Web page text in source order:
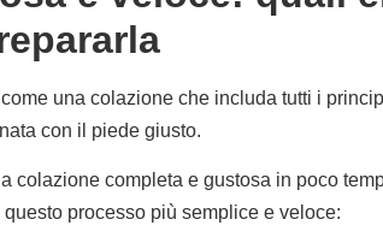
una colazione che includa tutti i
con il piede giusto.
colazione completa e gustosa in poco
processo più semplice e veloce: